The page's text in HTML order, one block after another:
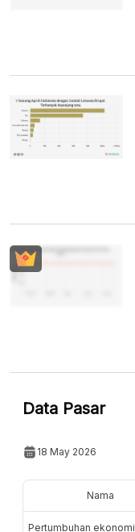
Data Pasar
18 May 2026
Nama
Pertumbuhan ekonomi